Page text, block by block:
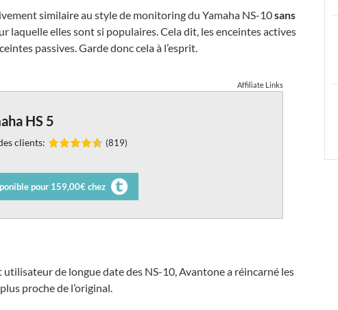
similaire au style de monitoring du Yamaha NS-10sans
laquelle elles sont si populaires. Cela dit, les enceintes actives
passives. Garde donc cela à l’esprit.
Affiliate Links
HS 5
clients: (819)
pour 159,00€ chez
de longue date des NS-10, Avantone a réincarné les
proche de l’original.